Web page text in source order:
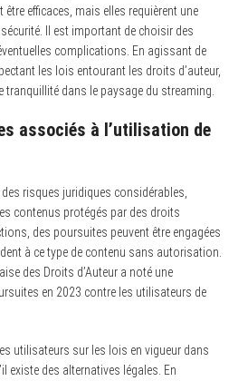
être efficaces, mais elles requièrent une
Il est important de choisir des
complications. En agissant de
les lois entourant les droits d’auteur,
dans le paysage du streaming.
associés à l’utilisation de
risques juridiques considérables,
contenus protégés par des droits
des poursuites peuvent être engagées
à ce type de contenu sans autorisation.
des Droits d’Auteur a noté une
en 2023 contre les utilisateurs de
utilisateurs sur les lois en vigueur dans
existe des alternatives légales. En